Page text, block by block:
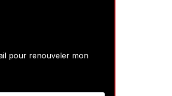
pour renouveler mon